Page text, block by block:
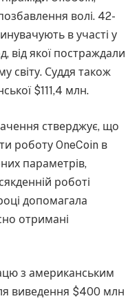
волі. 42-
в участі у
від якої постраждали
світу. Суддя також
$111,4 млн.
стверджує, що
роботу OneCoin в
параметрів,
роботі
допомагала
отримані
з американським
виведення $400 млн